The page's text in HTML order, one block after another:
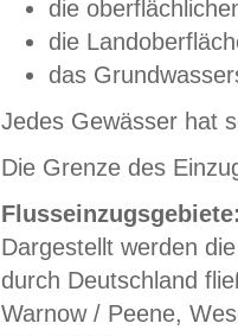
die
die
das
Jedes Gewässer hat
Die Grenze des
Dargestellt werden
durch Deutschland
Warnow / Peene,